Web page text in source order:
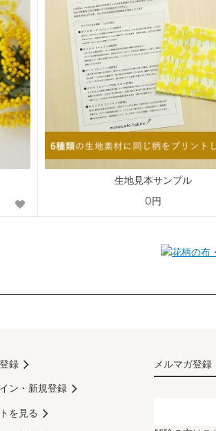
生地見本サンプル
0円
メルマガ登録
録
ン・新規登録
を見る